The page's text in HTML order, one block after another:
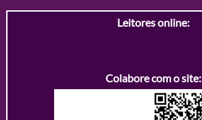
Leitores online:
Colabore com o site: